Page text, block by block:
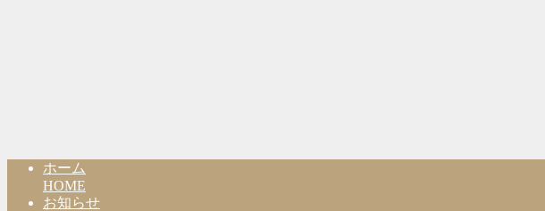
ホーム
HOME
お知らせ